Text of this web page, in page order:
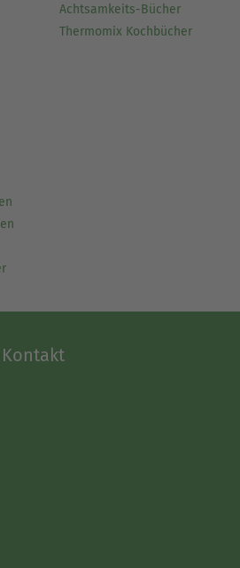
Achtsamkeits-Bücher
Thermomix Kochbücher